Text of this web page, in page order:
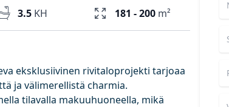
3.5 KH 181 - 200 m²
eksklusiivinen rivitaloprojekti tarjoaa
ja välimerellistä charmia.
tilavalla makuuhuoneella, mikä